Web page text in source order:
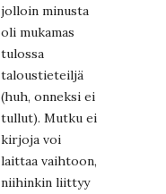
jolloin minusta
oli mukamas
tulossa
taloustieteiljä
(huh, onneksi ei
tullut). Mutku ei
kirjoja voi
laittaa vaihtoon,
niihinkin liittyy